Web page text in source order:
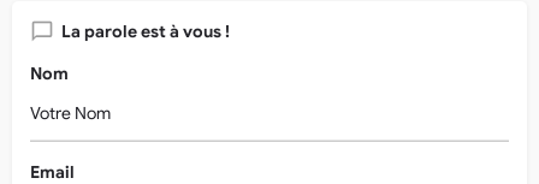
La parole est à vous !
Nom
Email